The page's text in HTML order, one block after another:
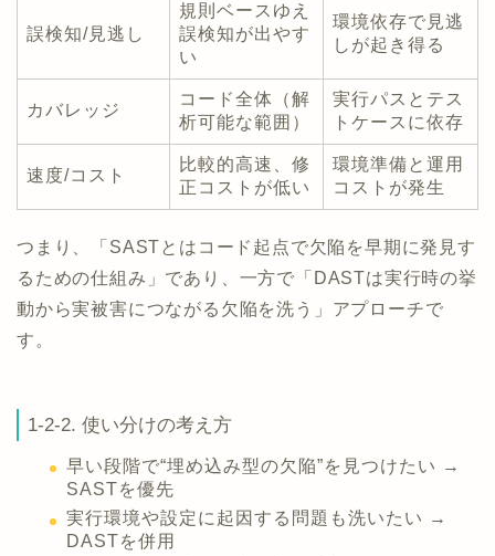
誤検知/見逃し
規則ベースゆえ
誤検知が出やす
い
環境依存で見逃
しが起き得る
カバレッジ
コード全体（解
析可能な範囲）
実行パスとテス
トケースに依存
速度/コスト
比較的高速、修
正コストが低い
環境準備と運用
コストが発生
つまり、「SASTとはコード起点で欠陥を早期に発見す
るための仕組み」であり、一方で「DASTは実行時の挙
動から実被害につながる欠陥を洗う」アプローチで
す。
1-2-2. 使い分けの考え方
早い段階で“埋め込み型の欠陥”を見つけたい →
SASTを優先
実行環境や設定に起因する問題も洗いたい →
DASTを併用